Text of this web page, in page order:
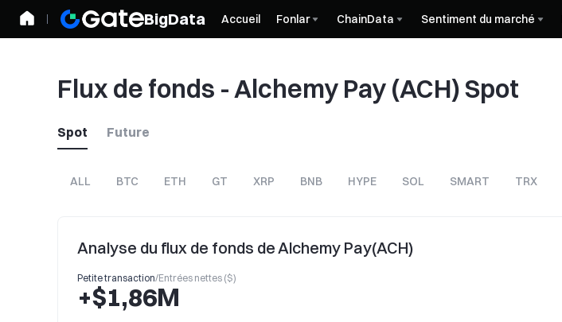
BigData Accueil Fonlar ChainData Sentiment du marché
Flux de fonds - Alchemy Pay (ACH) Spot
Spot Future
ALL BTC ETH GT XRP BNB HYPE SOL SMART TRX
Analyse du flux de fonds de Alchemy Pay(ACH)
Petite transaction/Entrées nettes ($)
+$1,86M